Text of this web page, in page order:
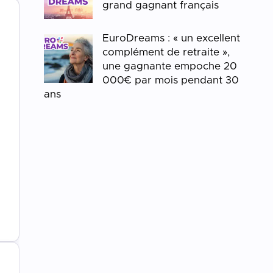
grand gagnant français
EuroDreams : « un excellent
complément de retraite »,
une gagnante empoche 20
000€ par mois pendant 30
ans